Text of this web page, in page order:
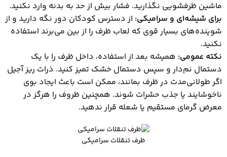
ماشین ظرفشویی نگذارید. فشار بیش از حد به بدنه وارد نکنید.
برای شیشه‌ای و سرامیکی: از دسترس کودکان دور نگه دارید و از
شوینده‌های بسیار قوی که لعاب ظرف را از بین می‌برند استفاده
نکنید.
نکته عمومی: همیشه بعد از استفاده، داخل ظرف را با یک
دستمال نم‌دار و سپس دستمال خشک تمیز کنید. ذرات ریز آجیل
اگر طولانی‌مدت در ظرف بمانند، ممکن است باعث ایجاد بوی
ناخوشایند یا جذب حشرات شوند. همچنین ظروف را هرگز در
معرض گرمای مستقیم یا شعله قرار ندهید.
ظرف تنقلات سرامیکی